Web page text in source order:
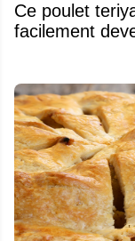
Ce poulet
facilement